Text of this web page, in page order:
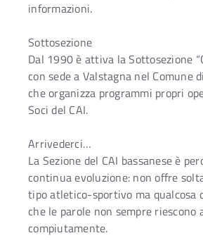
informazioni.
Sottosezione
Dal 1990 è attiva la Sottosezione
con sede a Valstagna nel Comune
che organizza programmi propri
Soci del CAI.
Arrivederci…
La Sezione del CAI bassanese è
continua evoluzione: non offre
tipo atletico-sportivo ma qualcosa
che le parole non sempre riescono
compiutamente.